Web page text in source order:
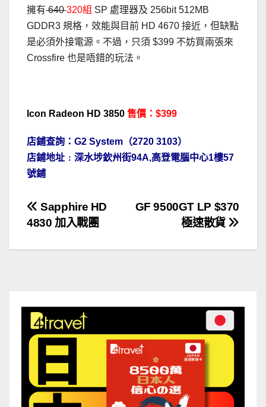
擁有640 320組 SP 處理器及 256bit 512MB
GDDR3 規格，效能與目前 HD 4670 接近，但缺點
是必須外接電源。不過，只須 $399 不妨買兩張來
Crossfire 也是唔錯的玩法。
Icon Radeon HD 3850 售價：$399
店鋪查詢：G2 System（2720 3103）
店鋪地址﹕深水埗欽州街94A,高登電腦中心1樓57
號鋪
文
GF 9500GT LP $370
極速散貨
Sapphire HD
4830 加入戰團